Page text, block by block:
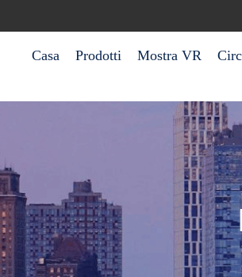
Casa Prodotti Mostra VR